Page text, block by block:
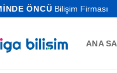
ÖNCÜ Bilişim Firması
ANA